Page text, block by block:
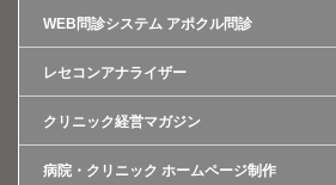
WEB問診システム アポクル問診
レセコンアナライザー
クリニック経営マガジン
病院・クリニック ホームページ制作